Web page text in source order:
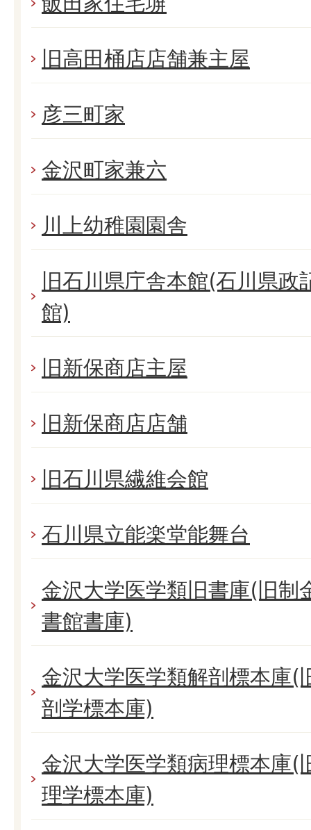
旧高田桶店店舗兼主屋
彦三町家
金沢町家兼六
川上幼稚園園舎
旧石川県庁舎本館(石川県
館)
旧新保商店主屋
旧新保商店店舗
旧石川県繊維会館
石川県立能楽堂能舞台
金沢大学医学類旧書庫(旧制
書館書庫)
金沢大学医学類解剖標本庫(
剖学標本庫)
金沢大学医学類病理標本庫(
理学標本庫)